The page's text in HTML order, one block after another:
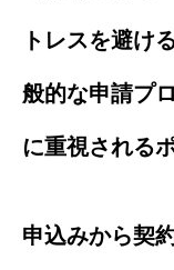
トレスを避け
般的な申請プ
に重視される
申込みから契